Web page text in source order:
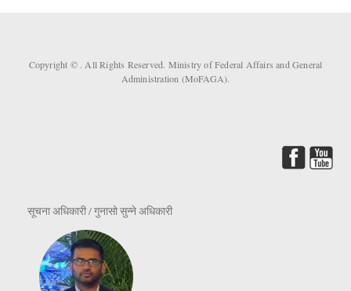
Copyright © . All Rights Reserved. Ministry of Federal Affairs and General
Administration (MoFAGA).
सूचना अधिकारी / गुनासो सुन्ने अधिकारी